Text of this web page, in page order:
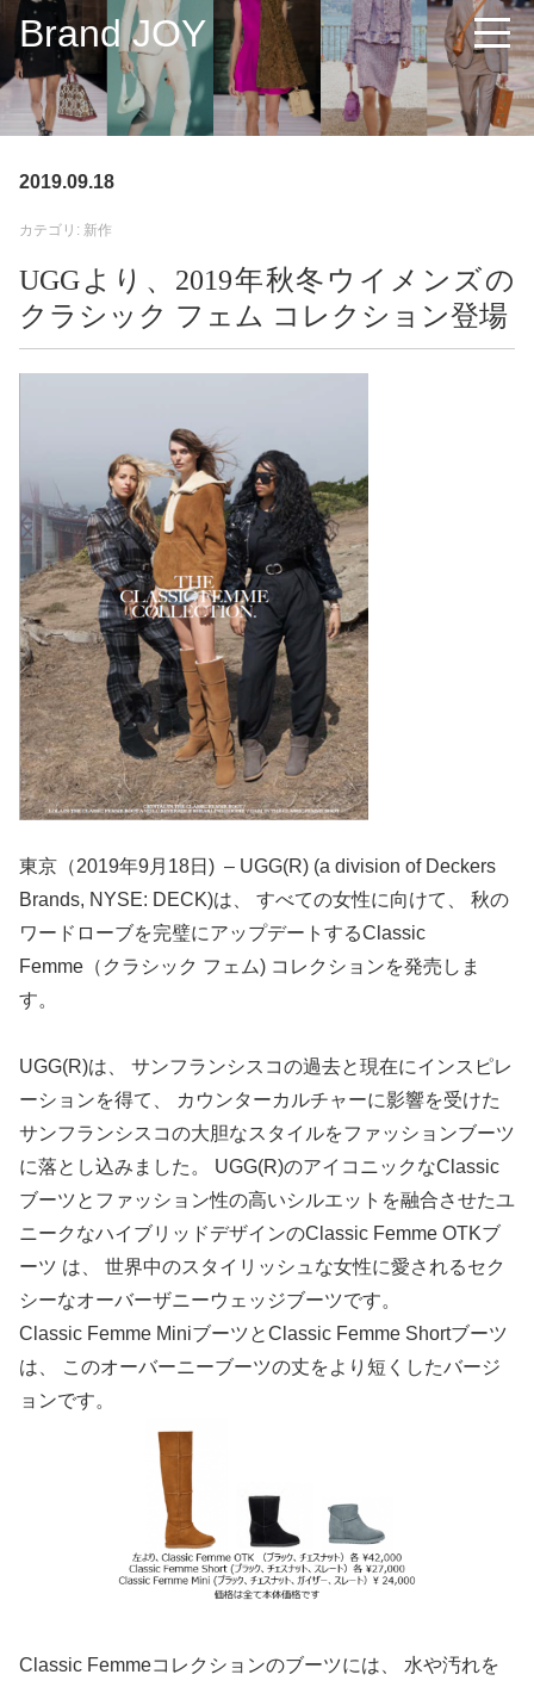
Brand JOY
2019.09.18
カテゴリ: 新作
UGGより、2019年秋冬ウイメンズの
クラシック フェム コレクション登場
東京（2019年9月18日) – UGG(R) (a division of Deckers
Brands, NYSE: DECK)は、 すべての女性に向けて、 秋の
ワードローブを完璧にアップデートするClassic
Femme（クラシック フェム) コレクションを発売しま
す。
UGG(R)は、 サンフランシスコの過去と現在にインスピレ
ーションを得て、 カウンターカルチャーに影響を受けた
サンフランシスコの大胆なスタイルをファッションブーツ
に落とし込みました。 UGG(R)のアイコニックなClassic
ブーツとファッション性の高いシルエットを融合させたユ
ニークなハイブリッドデザインのClassic Femme OTKブ
ーツ は、 世界中のスタイリッシュな女性に愛されるセク
シーなオーバーザニーウェッジブーツです。
Classic Femme MiniブーツとClassic Femme Shortブーツ
は、 このオーバーニーブーツの丈をより短くしたバージ
ョンです。
Classic Femmeコレクションのブーツには、 水や汚れを